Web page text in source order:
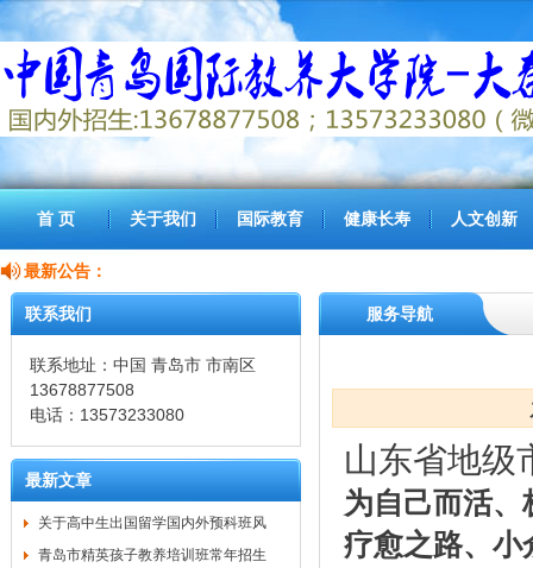
首 页 关于我们 国际教育 健康长寿 人文创新
最新公告：
联系我们
联系地址：中国 青岛市 市南区
13678877508
电话：13573233080
最新文章
关于高中生出国留学国内外预科班风
青岛市精英孩子教养培训班常年招生
服务导航
山东省地级
为自己而活
疗愈之路、小